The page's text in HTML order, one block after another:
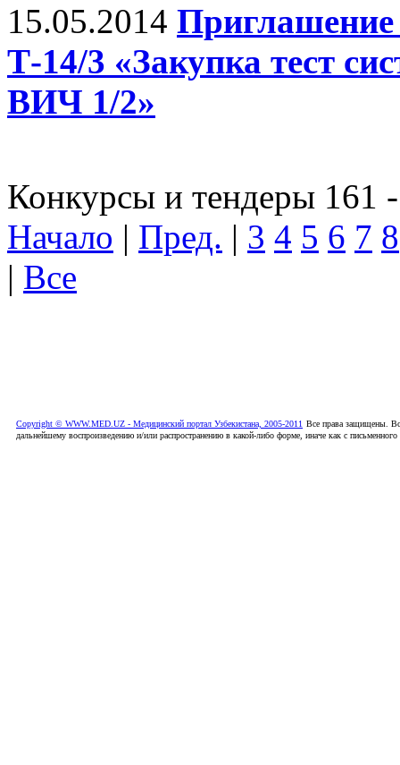
15.05.2014
Т-14/3 «Закупка тест
ВИЧ 1/2»
Конкурсы и тендеры 161
Начало | Пред. | 3 4 5 6 7 8
| Все
Copyright © WWW.MED.UZ - Медицинский портал Узбекистана, 2005-2011 Все права защищены.
дальнейшему воспроизведению и/или распространению в какой-либо форме, иначе как с